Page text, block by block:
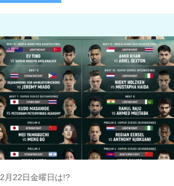
2月22日金曜日は!?